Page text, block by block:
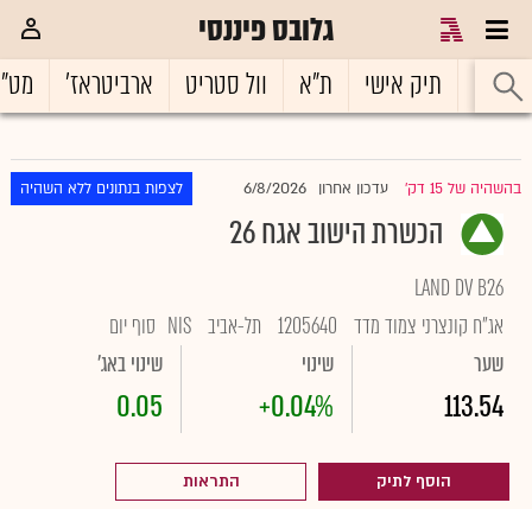
גלובס פיננסי
ראשי תיק אישי ת"א וול סטריט ארביטראז'
בהשהיה של 15 דק' עדכון אחרון 6/8/2026 לצפות בנתונים ללא השהיה
הכשרת הישוב אגח 26
LAND DV B26
אג"ח קונצרני צמוד מדד 1205640 תל-אביב NIS סוף יום
שער
113.54
שינוי
+0.04%
שינוי באג'
0.05
הוסף לתיק התראות